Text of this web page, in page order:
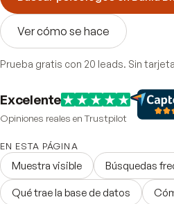
Ver cómo se hace
Prueba gratis con 20 leads. Sin
Excelente
Opiniones reales en Trustpilot
EN ESTA PÁGINA
Muestra visible Búsquedas
Qué trae la base de datos